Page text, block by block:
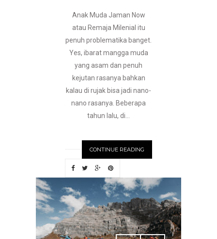
Anak Muda Jaman Now
atau Remaja Milenial itu
penuh problematika banget.
Yes, ibarat mangga muda
yang asam dan penuh
kejutan rasanya bahkan
kalau di rujak bisa jadi nano-
nano rasanya. Beberapa
tahun lalu, di...
CONTINUE READING